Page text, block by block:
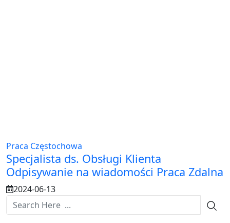
Praca Częstochowa
Specjalista ds. Obsługi Klienta
Odpisywanie na wiadomości Praca Zdalna
2024-06-13